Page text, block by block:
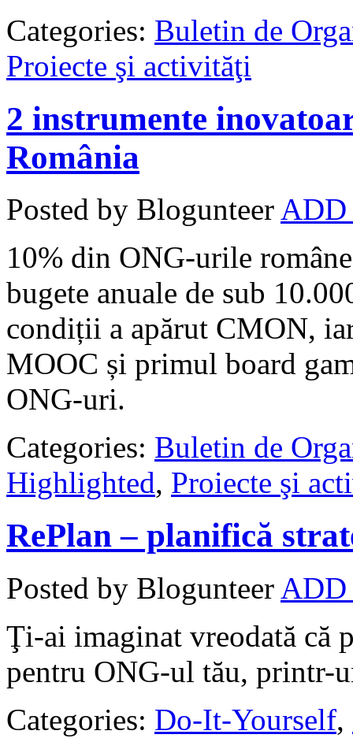
Categories: Buletin de
Proiecte şi activităţi
2 instrumente
România
Posted by Blogunteer ADD
10% din ONG-urile
bugete anuale de sub
condiții a apărut CMON,
MOOC și primul board
ONG-uri.
Categories: Buletin de
Highlighted, Proiecte şi
RePlan – planifică
Posted by Blogunteer ADD
Ţi-ai imaginat vreodată că
pentru ONG-ul tău, printr-
Categories: Do-It-Yourself,